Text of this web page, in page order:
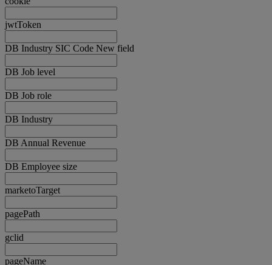
jwtToken
DB Industry SIC Code New field
DB Job level
DB Job role
DB Industry
DB Annual Revenue
DB Employee size
marketoTarget
pagePath
gclid
pageName